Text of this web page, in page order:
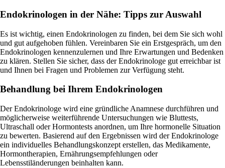
Endokrinologen in der Nähe: Tipps zur Auswahl
Es ist wichtig, einen Endokrinologen zu finden, bei dem Sie sich wohl
und gut aufgehoben fühlen. Vereinbaren Sie ein Erstgespräch, um den
Endokrinologen kennenzulernen und Ihre Erwartungen und Bedenken
zu klären. Stellen Sie sicher, dass der Endokrinologe gut erreichbar ist
und Ihnen bei Fragen und Problemen zur Verfügung steht.
Behandlung bei Ihrem Endokrinologen
Der Endokrinologe wird eine gründliche Anamnese durchführen und
möglicherweise weiterführende Untersuchungen wie Bluttests,
Ultraschall oder Hormontests anordnen, um Ihre hormonelle Situation
zu bewerten. Basierend auf den Ergebnissen wird der Endokrinologe
ein individuelles Behandlungskonzept erstellen, das Medikamente,
Hormontherapien, Ernährungsempfehlungen oder
Lebensstiländerungen beinhalten kann.